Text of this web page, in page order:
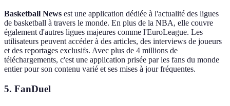
Basketball News est une application dédiée à l'actualité des ligues
de basketball à travers le monde. En plus de la NBA, elle couvre
également d'autres ligues majeures comme l'EuroLeague. Les
utilisateurs peuvent accéder à des articles, des interviews de joueurs
et des reportages exclusifs. Avec plus de 4 millions de
téléchargements, c'est une application prisée par les fans du monde
entier pour son contenu varié et ses mises à jour fréquentes.
5. FanDuel